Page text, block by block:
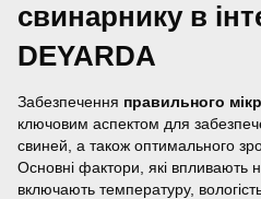
свинарнику в
DEYARDA
Забезпечення правильного
ключовим аспектом для
свиней, а також оптимального
Основні фактори, які впливають
включають температуру,